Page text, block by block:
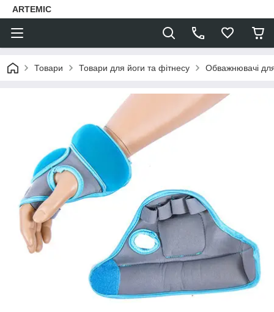
ARTEMIC
Товари Товари для йоги та фітнесу Обважнювачі